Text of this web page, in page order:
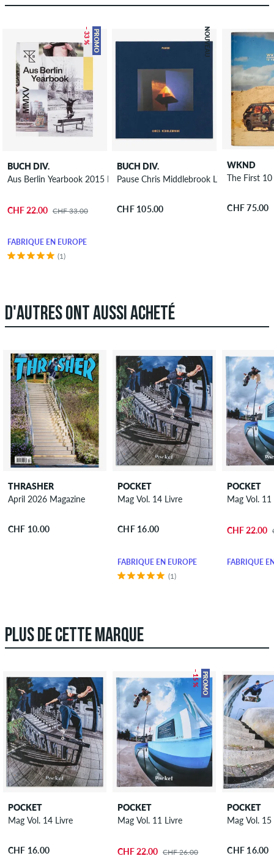
PROMO
– 33 %
BUCH DIV.
Aus Berlin Yearbook 2015 Livre
CHF 22.00 CHF 33.00
FABRIQUÉ EN EUROPE
(1)
NOUVEAU
BUCH DIV.
Pause Chris Middlebrook Livre
CHF 105.00
WKND
The First 10
CHF 75.00
D'AUTRES ONT AUSSI ACHETÉ
THRASHER
April 2026 Magazine
CHF 10.00
POCKET
Mag Vol. 14 Livre
CHF 16.00
FABRIQUÉ EN EUROPE
(1)
POCKET
Mag Vol. 11
CHF 22.00
FABRIQUÉ
PLUS DE CETTE MARQUE
POCKET
Mag Vol. 14 Livre
CHF 16.00
PROMO
– 15 %
POCKET
Mag Vol. 11 Livre
CHF 22.00 CHF 26.00
POCKET
Mag Vol. 15
CHF 16.00